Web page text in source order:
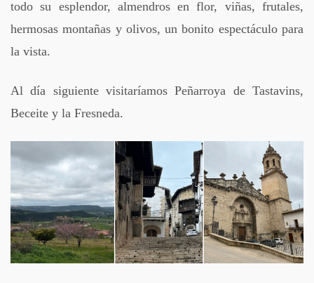
todo su esplendor, almendros en flor, viñas, frutales,
hermosas montañas y olivos, un bonito espectáculo para
la vista.
Al día siguiente visitaríamos Peñarroya de Tastavins,
Beceite y la Fresneda.